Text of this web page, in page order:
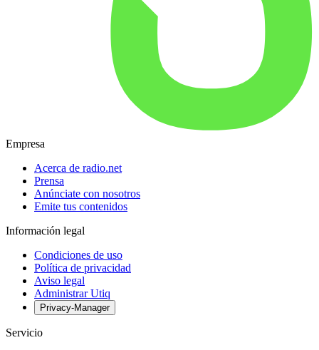
Empresa
Acerca de radio.net
Prensa
Anúnciate con nosotros
Emite tus contenidos
Información legal
Condiciones de uso
Política de privacidad
Aviso legal
Administrar Utiq
Privacy-Manager
Servicio